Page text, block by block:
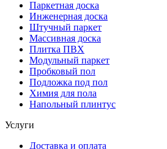
Паркетная доска
Инженерная доска
Штучный паркет
Массивная доска
Плитка ПВХ
Модульный паркет
Пробковый пол
Подложка под пол
Химия для пола
Напольный плинтус
Услуги
Доставка и оплата